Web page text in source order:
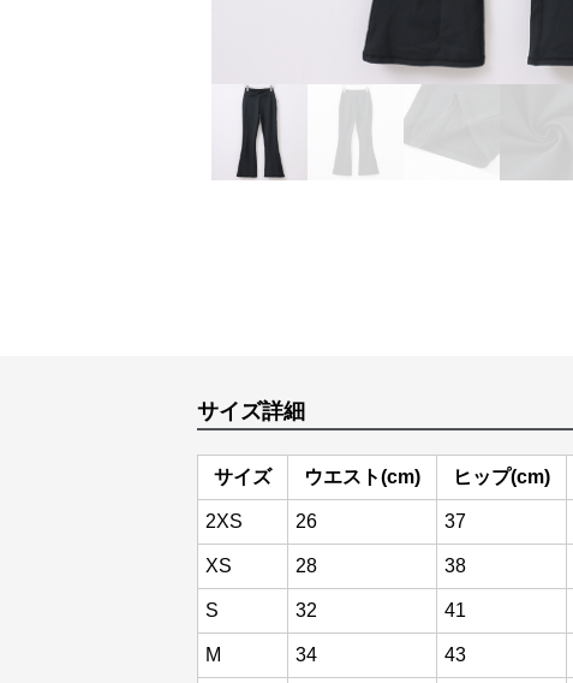
サイズ詳細
サイズ ウエスト(cm) ヒップ(cm)
2XS 26 37
XS 28 38
S 32 41
M 34 43